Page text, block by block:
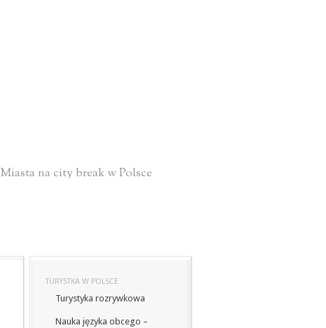
Miasta na city break w Polsce
TURYSTKA W POLSCE
Turystyka rozrywkowa
Nauka języka obcego –